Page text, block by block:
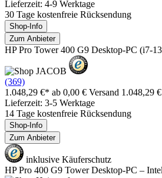
Lieferzeit: 4-9 Werktage
30 Tage kostenfreie Rücksendung
Shop-Info
Zum Anbieter
HP Pro Tower 400 G9 Desktop-PC (i7-
(369)
1.048,29 €* ab 0,00 € Versand 1.048,29
Lieferzeit: 3-5 Werktage
14 Tage kostenfreie Rücksendung
Shop-Info
Zum Anbieter
inklusive Käuferschutz
HP Pro 400 G9 Tower Desktop-PC –